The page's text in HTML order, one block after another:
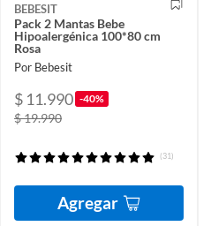
BEBESIT
Pack 2 Mantas Bebe
Hipoalergénica 100*80 cm
Rosa
Por Bebesit
$ 11.990 -40%
$ 19.990
(31)
Agregar